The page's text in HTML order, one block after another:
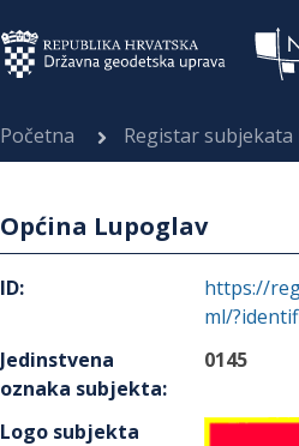
Početna Registar subjekata
Općina Lupoglav
ID:
https://
ml/
Jedinstvena
oznaka subjekta:
0145
Logo subjekta